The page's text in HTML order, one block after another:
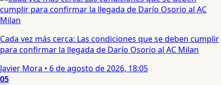
Cada vez más cerca: Las condiciones que se deben cumplir
para confirmar la llegada de Darío Osorio al AC Milan
Javier Mora • 6 de agosto de 2026, 18:05
05